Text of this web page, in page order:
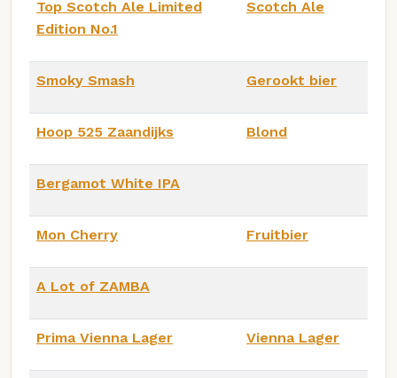
Top Scotch Ale Limited
Edition No.1
Scotch Ale
Smoky Smash Gerookt bier
Hoop 525 Zaandijks Blond
Bergamot White IPA
Mon Cherry Fruitbier
A Lot of ZAMBA
Prima Vienna Lager Vienna Lager